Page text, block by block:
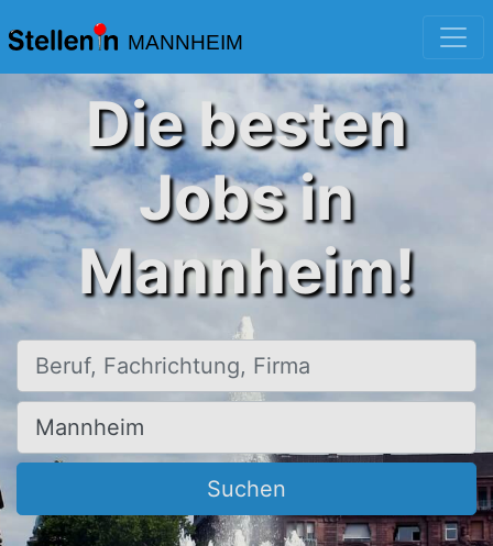
MANNHEIM
Die besten
Jobs in
Mannheim!
Beruf, Fachrichtung, Firma
Ort, Stadt
Suchen